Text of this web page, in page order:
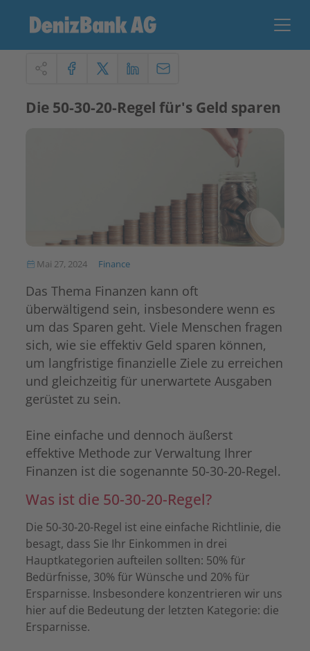
Die 50-30-20-Regel für's Geld sparen
Mai 27, 2024 Finance
Das Thema Finanzen kann oft
überwältigend sein, insbesondere wenn es
um das Sparen geht. Viele Menschen fragen
sich, wie sie effektiv Geld sparen können,
um langfristige finanzielle Ziele zu erreichen
und gleichzeitig für unerwartete Ausgaben
gerüstet zu sein.
Eine einfache und dennoch äußerst
effektive Methode zur Verwaltung Ihrer
Finanzen ist die sogenannte 50-30-20-Regel.
Was ist die 50-30-20-Regel?
Die 50-30-20-Regel ist eine einfache Richtlinie, die
besagt, dass Sie Ihr Einkommen in drei
Hauptkategorien aufteilen sollten: 50% für
Bedürfnisse, 30% für Wünsche und 20% für
Ersparnisse. Insbesondere konzentrieren wir uns
hier auf die Bedeutung der letzten Kategorie: die
Ersparnisse.